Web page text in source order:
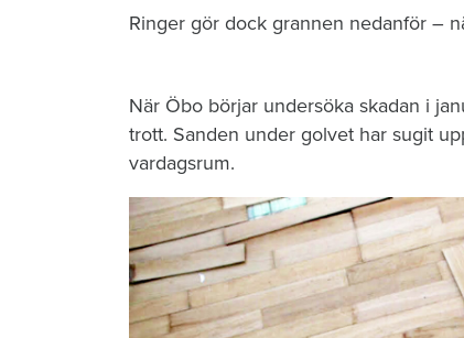
Ringer gör dock grannen nedanför –
När Öbo börjar undersöka skadan i
trott. Sanden under golvet har sugit
vardagsrum.